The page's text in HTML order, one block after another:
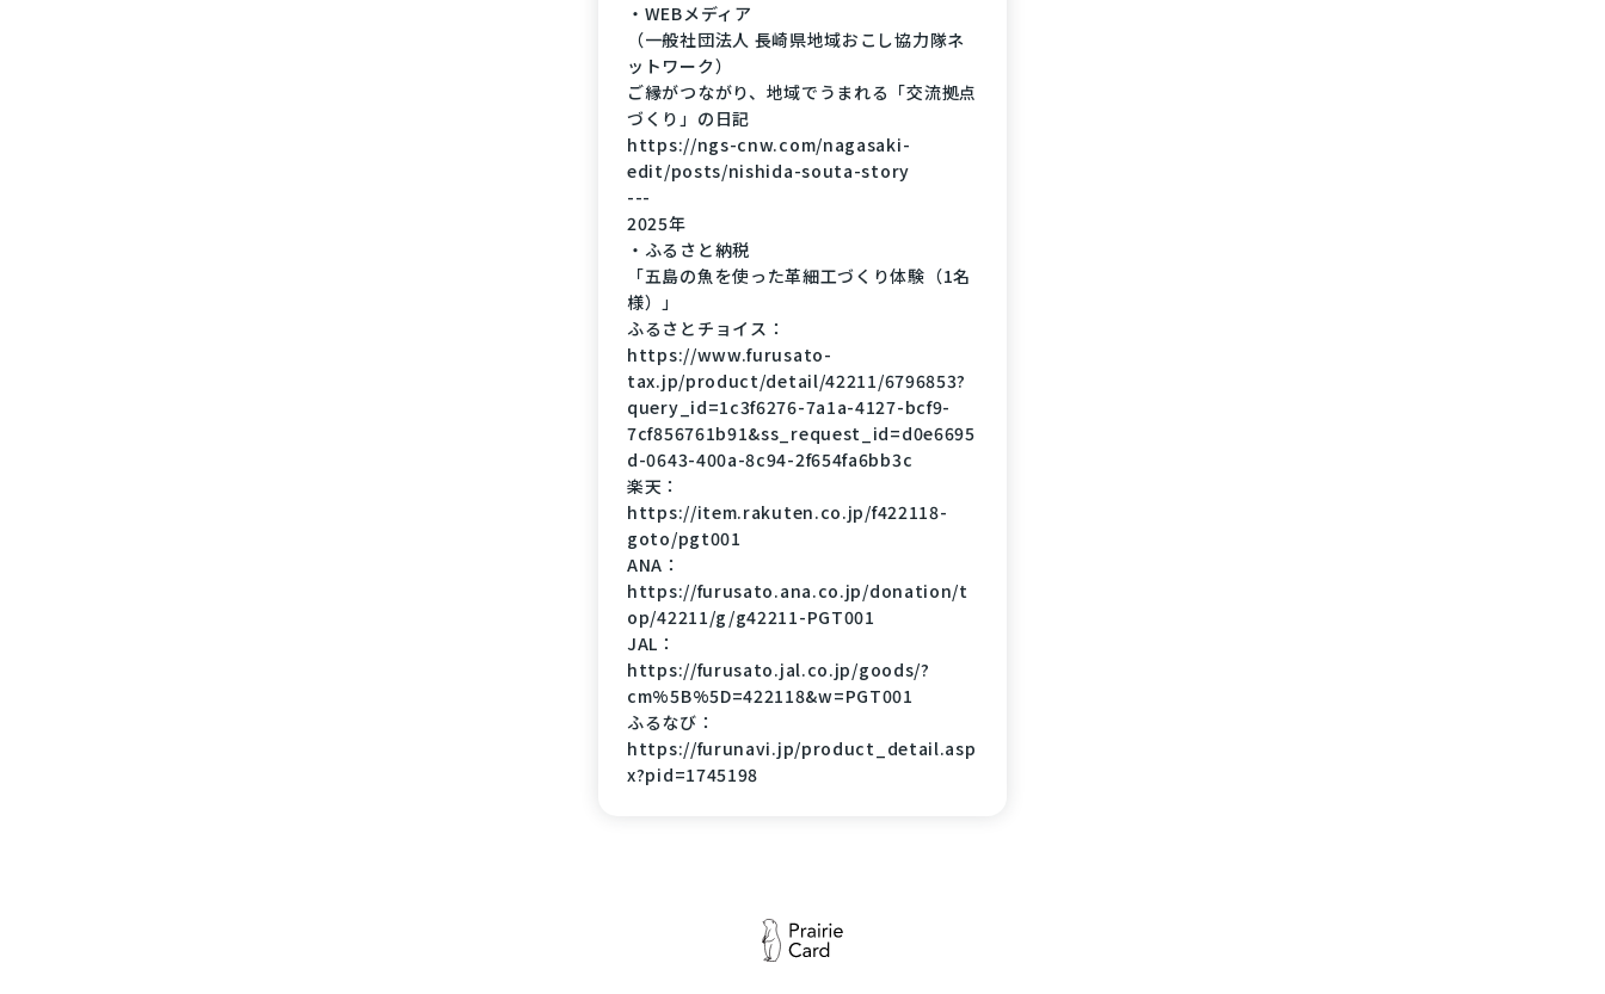
・WEBメディア
（一般社団法人 長崎県地域おこし協力隊ネ
ットワーク）
ご縁がつながり、地域でうまれる「交流拠点
づくり」の日記
https://ngs-cnw.com/nagasaki-
edit/posts/nishida-souta-story
---
2025年
・ふるさと納税
「五島の魚を使った革細工づくり体験（1名
様）」
ふるさとチョイス：
https://www.furusato-
tax.jp/product/detail/42211/6796853?
query_id=1c3f6276-7a1a-4127-bcf9-
7cf856761b91&ss_request_id=d0e6695
d-0643-400a-8c94-2f654fa6bb3c
楽天：
https://item.rakuten.co.jp/f422118-
goto/pgt001
ANA：
https://furusato.ana.co.jp/donation/t
op/42211/g/g42211-PGT001
JAL：
https://furusato.jal.co.jp/goods/?
cm%5B%5D=422118&w=PGT001
ふるなび：
https://furunavi.jp/product_detail.asp
x?pid=1745198